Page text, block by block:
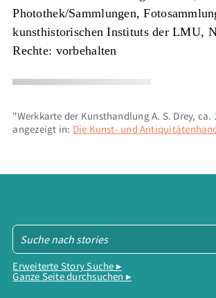
Photothek/Sammlungen,
kunsthistorischen Instituts der LMU,
Rechte: vorbehalten
"Werkkarte der Kunsthandlung A. S. Drey, ca.
angezeigt in: Die Kunst- und
Erweiterte Story Suche ▸
Ganze Seite durchsuchen ▸